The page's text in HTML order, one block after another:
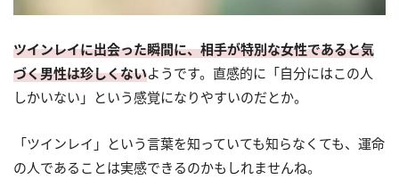
ツインレイに出会った瞬間に、相手が特別な女性であると気
づく男性は珍しくないようです。直感的に「自分にはこの人
しかいない」という感覚になりやすいのだとか。
「ツインレイ」という言葉を知っていても知らなくても、運命
の人であることは実感できるのかもしれませんね。